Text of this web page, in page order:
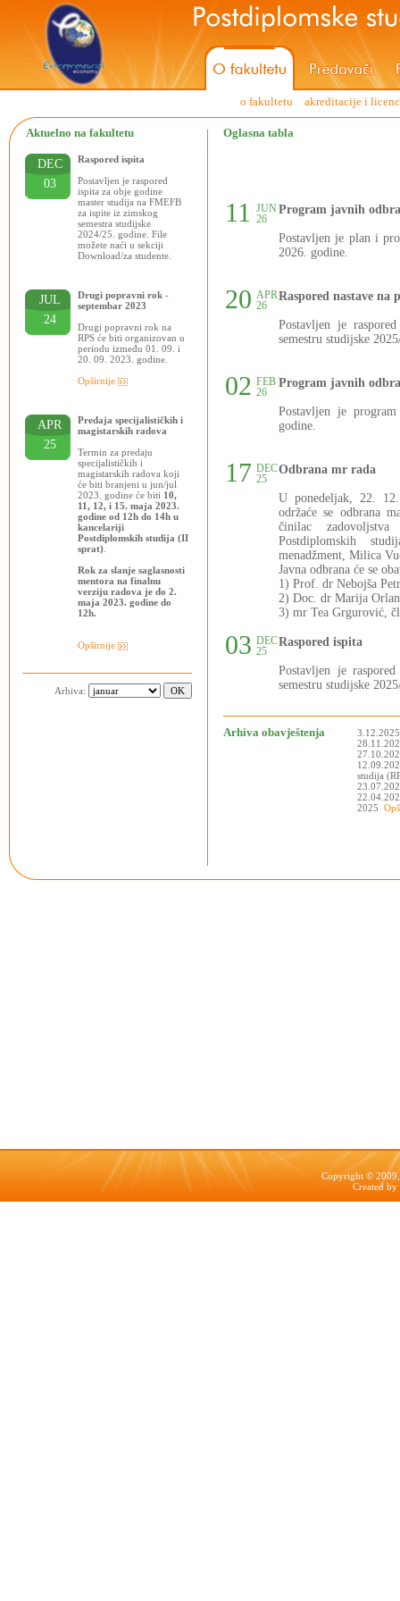
o fakultetu akreditacije i
Aktuelno na fakultetu Oglasna tabla
DEC
03
Raspored ispita
Postavljen je raspored
ispita za obje godine
master studija na FMEFB
za ispite iz zimskog
semestra studijske
2024/25. godine. File
možete naći u sekciji
Download/za studente.
JUL
24
Drugi popravni rok -
septembar 2023
Drugi popravni rok na
RPS će biti organizovan u
periodu između 01. 09. i
20. 09. 2023. godine.
Opširnije
APR
25
Predaja specijalističkih i
magistarskih radova
Termin za predaju
specijalističkih i
magistarskih radova koji
će biti branjeni u jun/jul
2023. godine će biti 10,
11, 12, i 15. maja 2023.
godine od 12h do 14h u
kancelariji
Postdiplomskih studija (II
sprat)
Rok za slanje saglasnosti
mentora na finalnu
verziju radova je do 2.
maja 2023. godine do
12h.
Opširnije
Arhiva:
11
JUN
26
Program javnih
Postavljen je plan i
2026. godine.
20 APR
26
Raspored nastave na
Postavljen je
semestru studijske
02 FEB
26
Program javnih
Postavljen je
godine.
17 DEC
25
Odbrana mr rada
U ponedeljak, 22.
održaće se odbrana
činilac
Postdiplomskih
menadžment, Milica
Javna odbrana će se
1) Prof. dr Nebojša
2) Doc. dr Marija
3) mr Tea Grgurović,
03 DEC
25
Raspored ispita
Postavljen je
semestru studijske
Arhiva obavještenja
studija
2025
Copyright ©
Created by